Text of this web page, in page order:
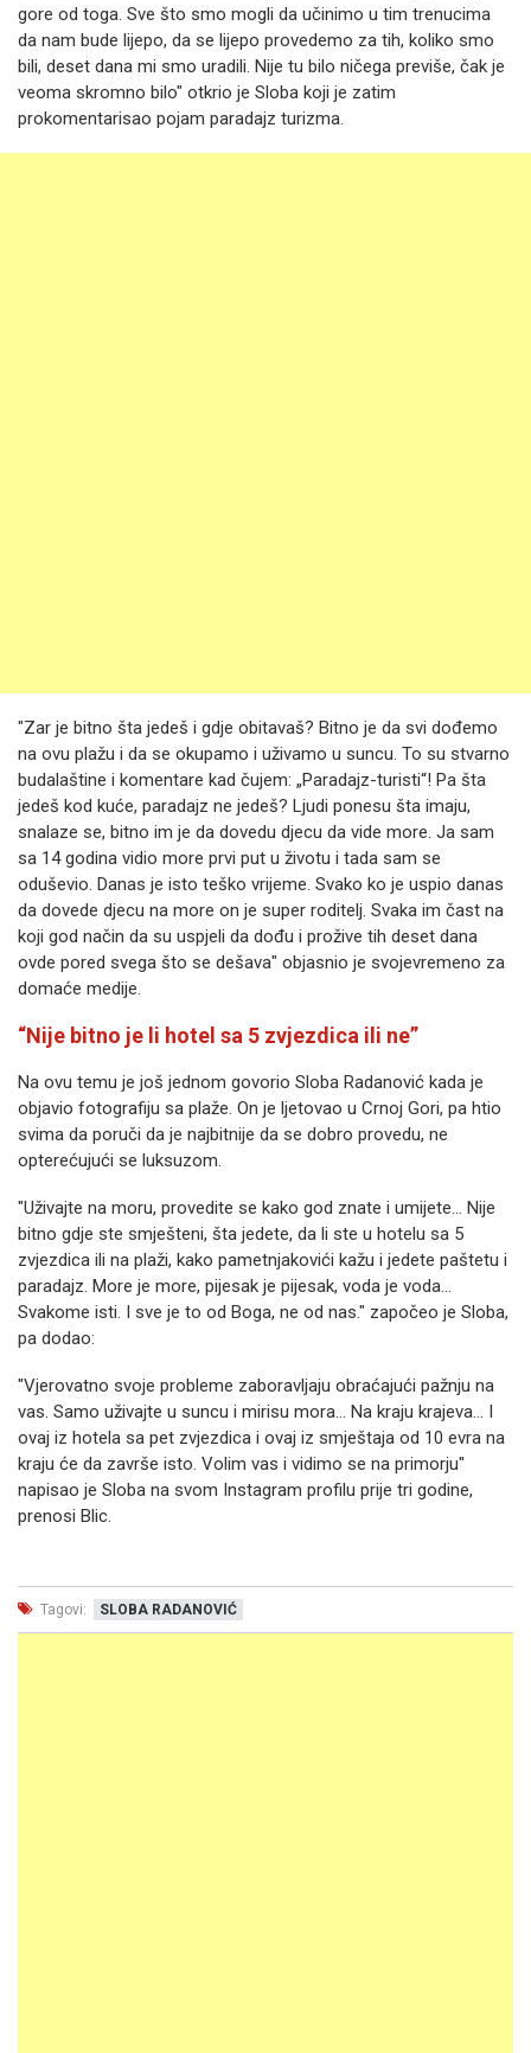
gore od toga. Sve što smo mogli da učinimo u tim trenucima
da nam bude lijepo, da se lijepo provedemo za tih, koliko smo
bili, deset dana mi smo uradili. Nije tu bilo ničega previše, čak je
veoma skromno bilo" otkrio je Sloba koji je zatim
prokomentarisao pojam paradajz turizma.
"Zar je bitno šta jedeš i gdje obitavaš? Bitno je da svi dođemo
na ovu plažu i da se okupamo i uživamo u suncu. To su stvarno
budalaštine i komentare kad čujem: „Paradajz-turisti“! Pa šta
jedeš kod kuće, paradajz ne jedeš? Ljudi ponesu šta imaju,
snalaze se, bitno im je da dovedu djecu da vide more. Ja sam
sa 14 godina vidio more prvi put u životu i tada sam se
oduševio. Danas je isto teško vrijeme. Svako ko je uspio danas
da dovede djecu na more on je super roditelj. Svaka im čast na
koji god način da su uspjeli da dođu i prožive tih deset dana
ovde pored svega što se dešava" objasnio je svojevremeno za
domaće medije.
“Nije bitno je li hotel sa 5 zvjezdica ili ne”
Na ovu temu je još jednom govorio Sloba Radanović kada je
objavio fotografiju sa plaže. On je ljetovao u Crnoj Gori, pa htio
svima da poruči da je najbitnije da se dobro provedu, ne
opterećujući se luksuzom.
"Uživajte na moru, provedite se kako god znate i umijete… Nije
bitno gdje ste smješteni, šta jedete, da li ste u hotelu sa 5
zvjezdica ili na plaži, kako pametnjakovići kažu i jedete paštetu i
paradajz. More je more, pijesak je pijesak, voda je voda…
Svakome isti. I sve je to od Boga, ne od nas." započeo je Sloba,
pa dodao:
"Vjerovatno svoje probleme zaboravljaju obraćajući pažnju na
vas. Samo uživajte u suncu i mirisu mora… Na kraju krajeva… I
ovaj iz hotela sa pet zvjezdica i ovaj iz smještaja od 10 evra na
kraju će da završe isto. Volim vas i vidimo se na primorju"
napisao je Sloba na svom Instagram profilu prije tri godine,
prenosi Blic.
Tagovi: SLOBA RADANOVIĆ